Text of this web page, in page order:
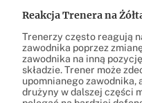
Reakcja Trenera na
Trenerzy często reagują
zawodnika poprzez
zawodnika na inną
składzie. Trener może
upomnianego zawodnika,
drużyny w dalszej części